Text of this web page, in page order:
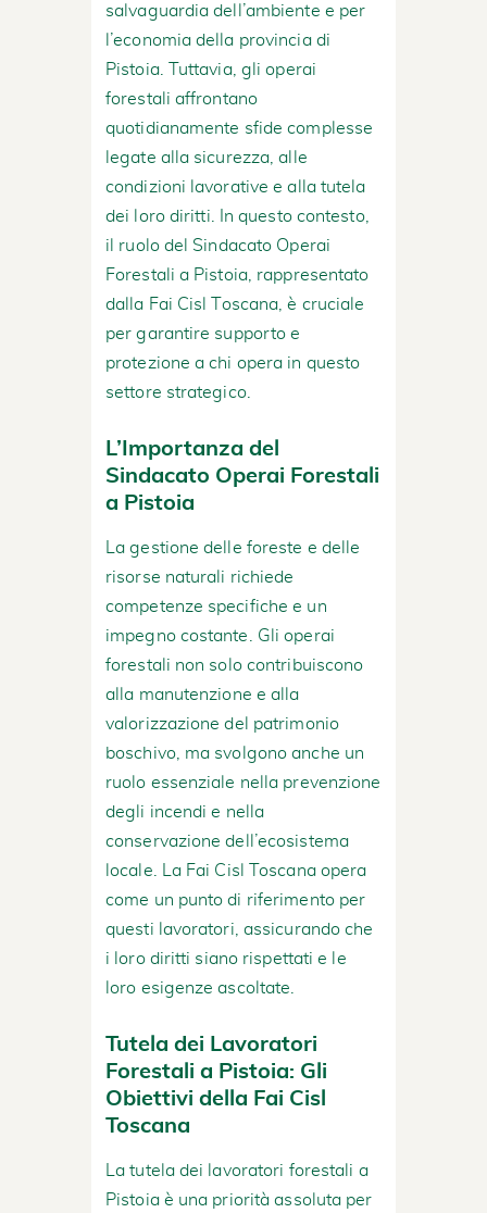
salvaguardia dell’ambiente e per
l’economia della provincia di
Pistoia. Tuttavia, gli operai
forestali affrontano
quotidianamente sfide complesse
legate alla sicurezza, alle
condizioni lavorative e alla tutela
dei loro diritti. In questo contesto,
il ruolo del Sindacato Operai
Forestali a Pistoia, rappresentato
dalla Fai Cisl Toscana, è cruciale
per garantire supporto e
protezione a chi opera in questo
settore strategico.
L’Importanza del
Sindacato Operai Forestali
a Pistoia
La gestione delle foreste e delle
risorse naturali richiede
competenze specifiche e un
impegno costante. Gli operai
forestali non solo contribuiscono
alla manutenzione e alla
valorizzazione del patrimonio
boschivo, ma svolgono anche un
ruolo essenziale nella prevenzione
degli incendi e nella
conservazione dell’ecosistema
locale. La Fai Cisl Toscana opera
come un punto di riferimento per
questi lavoratori, assicurando che
i loro diritti siano rispettati e le
loro esigenze ascoltate.
Tutela dei Lavoratori
Forestali a Pistoia: Gli
Obiettivi della Fai Cisl
Toscana
La tutela dei lavoratori forestali a
Pistoia è una priorità assoluta per